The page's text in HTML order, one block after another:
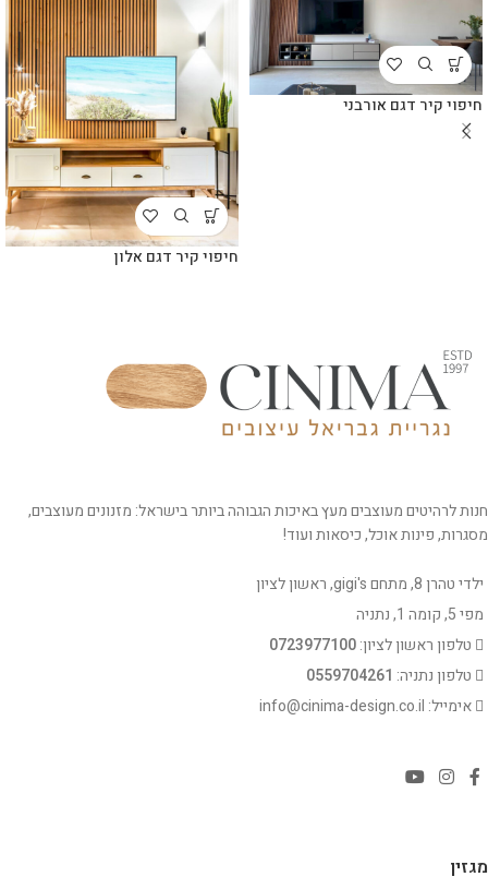
חיפוי קיר דגם אורבני
חיפוי קיר דגם אלון
חנות לרהיטים מעוצבים מעץ באיכות הגבוהה ביותר בישראל: מזנונים מעוצבים,
מסגרות, פינות אוכל, כיסאות ועוד!
ילדי טהרן 8, מתחם gigi's, ראשון לציון
מפי 5, קומה 1, נתניה
טלפון ראשון לציון:0723977100
טלפון נתניה: 0559704261
אימייל: info@cinima-design.co.il
מגזין